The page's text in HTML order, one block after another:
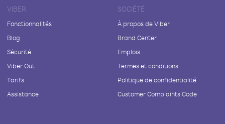
VIBER
Fonctionnalités
Blog
Sécurité
Viber Out
Tarifs
Assistance
SOCIÉTÉ
À propos de Viber
Brand Center
Emplois
Termes et conditions
Politique de confidentialité
Customer Complaints Code